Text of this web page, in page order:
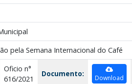
pela Semana Internacional do Café
Oficio n°
616/2021
Documento: Download